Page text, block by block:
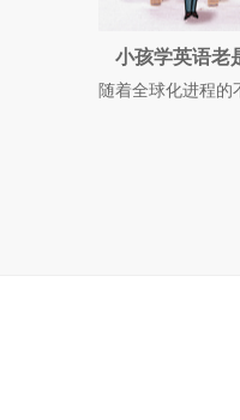
小孩学英语老
随着全球化进程的